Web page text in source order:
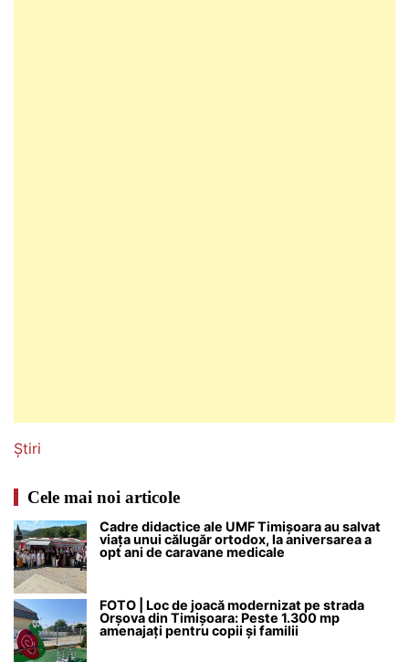
Știri
Cele mai noi articole
Cadre didactice ale UMF Timișoara au salvat
viața unui călugăr ortodox, la aniversarea a
opt ani de caravane medicale
FOTO | Loc de joacă modernizat pe strada
Orșova din Timișoara: Peste 1.300 mp
amenajați pentru copii și familii